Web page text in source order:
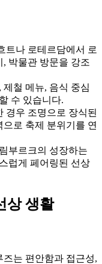
트나 로테르담에서 로
박물관 방문을 강조
철 메뉴, 음식 중심
수 있습니다.
경우 조명으로 장식된
로 축제 분위기를 연
부르크의 성장하는
럽게 페어링된 선상
상 생활
는 편안함과 접근성,